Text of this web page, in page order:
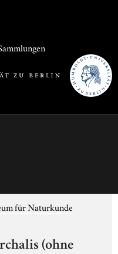
für Naturkunde
(ohne